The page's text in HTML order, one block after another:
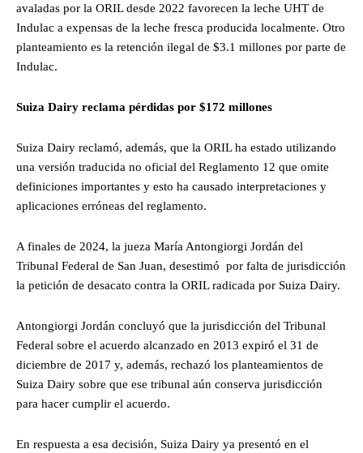
avaladas por la ORIL desde 2022 favorecen la leche UHT de
Indulac a expensas de la leche fresca producida localmente. Otro
planteamiento es la retención ilegal de $3.1 millones por parte de
Indulac.
Suiza Dairy reclama pérdidas por $172 millones
Suiza Dairy reclamó, además, que la ORIL ha estado utilizando
una versión traducida no oficial del Reglamento 12 que omite
definiciones importantes y esto ha causado interpretaciones y
aplicaciones erróneas del reglamento.
A finales de 2024, la jueza María Antongiorgi Jordán del
Tribunal Federal de San Juan, desestimó por falta de jurisdicción
la petición de desacato contra la ORIL radicada por Suiza Dairy.
Antongiorgi Jordán concluyó que la jurisdicción del Tribunal
Federal sobre el acuerdo alcanzado en 2013 expiró el 31 de
diciembre de 2017 y, además, rechazó los planteamientos de
Suiza Dairy sobre que ese tribunal aún conserva jurisdicción
para hacer cumplir el acuerdo.
En respuesta a esa decisión, Suiza Dairy ya presentó en el